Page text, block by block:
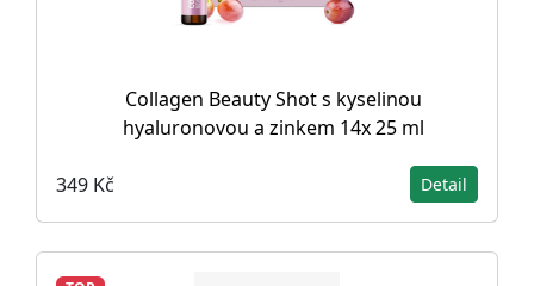
Collagen Beauty Shot s kyselinou
hyaluronovou a zinkem 14x 25 ml
349 Kč Detail